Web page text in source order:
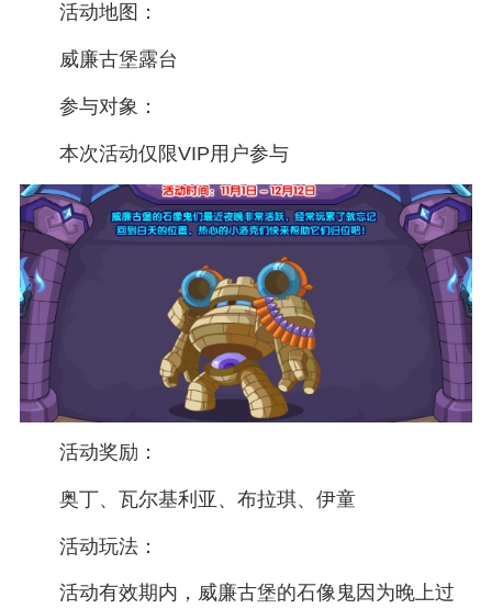
活动地图：
威廉古堡露台
参与对象：
本次活动仅限VIP用户参与
活动奖励：
奥丁、瓦尔基利亚、布拉琪、伊童
活动玩法：
活动有效期内，威廉古堡的石像鬼因为晚上过